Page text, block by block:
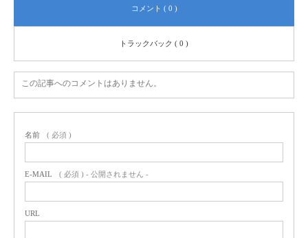
コメント ( 0 )
トラックバック ( 0 )
この記事へのコメントはありません。
名前 ( 必須 )
E-MAIL ( 必須 ) - 公開されません -
URL